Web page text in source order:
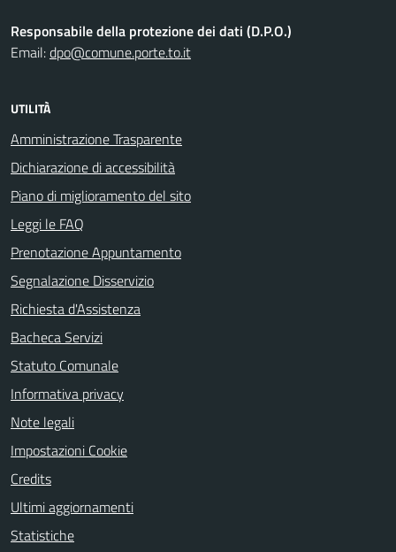
Responsabile della protezione dei dati (D.P.O.)
Email:dpo@comune.porte.to.it
UTILITÀ
Amministrazione Trasparente
Dichiarazione di accessibilità
Piano di miglioramento del sito
Leggi le FAQ
Prenotazione Appuntamento
Segnalazione Disservizio
Richiesta d'Assistenza
Bacheca Servizi
Statuto Comunale
Informativa privacy
Note legali
Impostazioni Cookie
Credits
Ultimi aggiornamenti
Statistiche